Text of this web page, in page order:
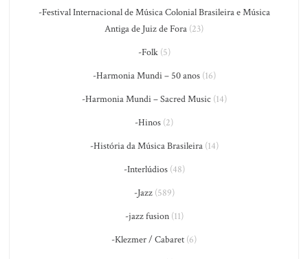
-Festival Internacional de Música Colonial Brasileira e Música
Antiga de Juiz de Fora (23)
-Folk(5)
-Harmonia Mundi – 50 anos(16)
-Harmonia Mundi – Sacred Music (14)
-Hinos (2)
-História da Música Brasileira(14)
-Interlúdios(48)
-Jazz(589)
-jazz fusion(11)
-Klezmer / Cabaret (6)